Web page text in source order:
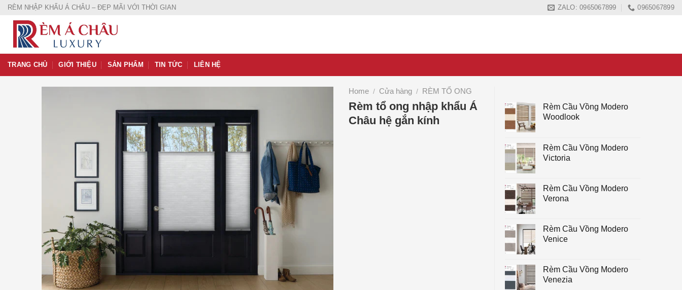
Skip
content
RÈM NHẬP KHẨU Á CHÂU – ĐẸP MÃI VỚI THỜI GIAN ZALO: 0965067899 0965067899
TRANG CHỦ GIỚI THIỆU SẢN PHẨM TIN TỨC LIÊN HỆ
Home / Cửa hàng / RÈM TỔ ONG
Rèm tổ ong nhập khẩu Á
Châu hệ gắn kính
Rèm Cầu Vồng Modero
Woodlook
Rèm Cầu Vồng Modero
Victoria
Rèm Cầu Vồng Modero
Verona
Rèm Cầu Vồng Modero
Venice
Rèm Cầu Vồng Modero
Venezia